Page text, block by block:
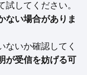
試してください。
ない場合がありま
ないか確認してく
が受信を妨げる可